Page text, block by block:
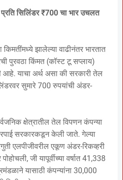
सिलिंडर ₹700 चा भार उचलत
किमतींमध्ये झालेल्या वाढीनंतर भारतात
पुरवठा किंमत (कॉस्ट टू सप्लाय)
आहे. याचा अर्थ असा की सरकारी तेल
सुमारे 700 रुपयांची अंडर-
क्षेत्रातील तेल विपणन कंपन्या
सरकारकडून केली जाते. गेल्या
एलपीजीवरील एकूण अंडर-रिकव्हरी
जी यापूर्वीच्या वर्षात 41,338
यासाठी कंपन्यांना 30,000